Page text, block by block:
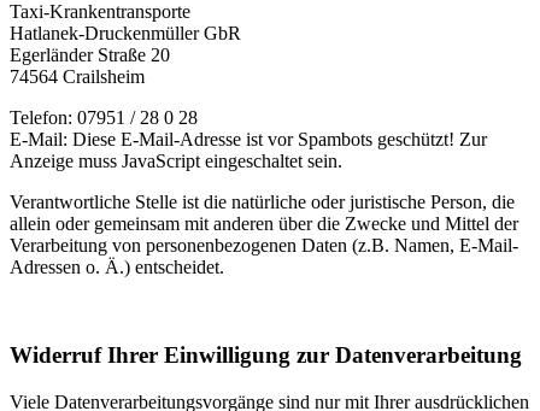
Taxi-Krankentransporte
Hatlanek-Druckenmüller GbR
Egerländer Straße 20
74564 Crailsheim
Telefon: 07951 / 28 0 28
E-Mail: Diese E-Mail-Adresse ist vor Spambots geschützt! Zur
Anzeige muss JavaScript eingeschaltet sein.
Verantwortliche Stelle ist die natürliche oder juristische Person, die
allein oder gemeinsam mit anderen über die Zwecke und Mittel der
Verarbeitung von personenbezogenen Daten (z.B. Namen, E-Mail-
Adressen o. Ä.) entscheidet.
Widerruf Ihrer Einwilligung zur Datenverarbeitung
Viele Datenverarbeitungsvorgänge sind nur mit Ihrer ausdrücklichen